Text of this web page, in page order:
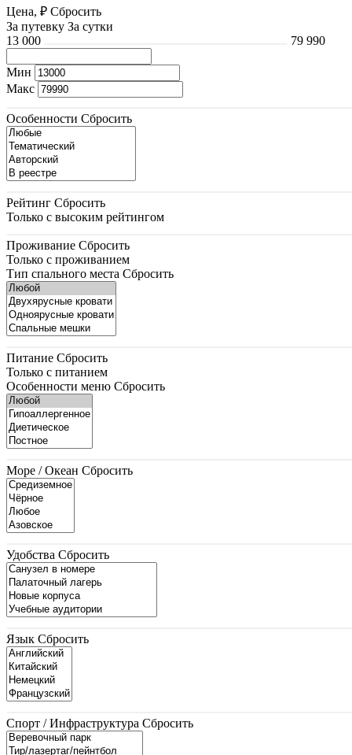
Цена, ₽ Сбросить
За путевку За сутки
13 000
79 990
Мин
Макс
Особенности Сбросить
Рейтинг Сбросить
Только с высоким рейтингом
Проживание Сбросить
Только с проживанием
Тип спального места Сбросить
Питание Сбросить
Только с питанием
Особенности меню Сбросить
Море / Океан Сбросить
Удобства Сбросить
Язык Сбросить
Спорт / Инфраструктура Сбросить